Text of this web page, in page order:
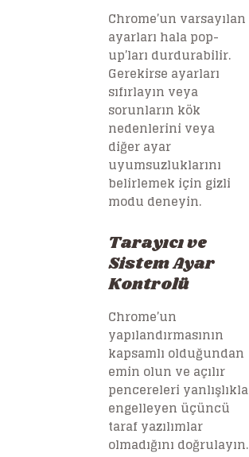
Chrome’un varsayılan
ayarları hala pop-
up’ları durdurabilir.
Gerekirse ayarları
sıfırlayın veya
sorunların kök
nedenlerini veya
diğer ayar
uyumsuzluklarını
belirlemek için gizli
modu deneyin.
Tarayıcı ve
Sistem Ayar
Kontrolü
Chrome’un
yapılandırmasının
kapsamlı olduğundan
emin olun ve açılır
pencereleri yanlışlıkla
engelleyen üçüncü
taraf yazılımlar
olmadığını doğrulayın.